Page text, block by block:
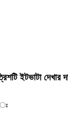
ইটভাটা
ঃ